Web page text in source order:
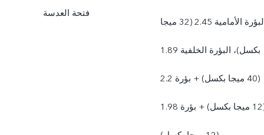
فتحة العدسة
البؤرة الأمامية 2.45 (32 ميجا
بكسل)، البؤرة الخلفية 1.89
(40 ميجا بكسل) + بؤرة 2.2
(12 ميجا بكسل) + بؤرة 1.98